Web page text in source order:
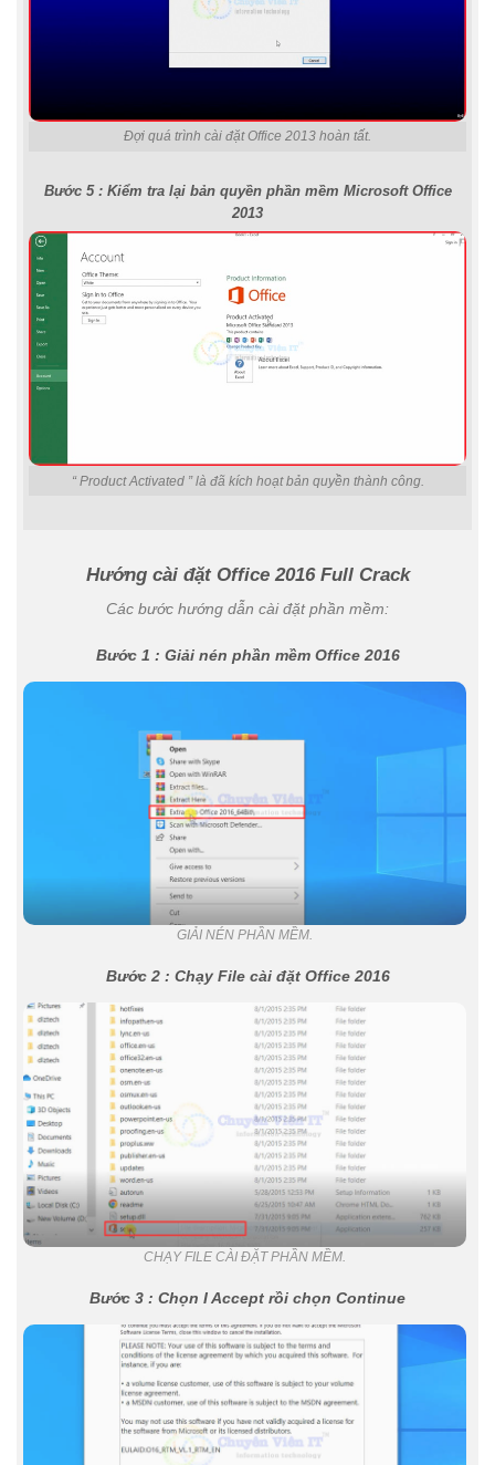
Đợi quá trình cài đặt Office 2013 hoàn tất.
Bước 5 : Kiểm tra lại bản quyền phần mềm Microsoft Office
2013
“ Product Activated ” là đã kích hoạt bản quyền thành công.
Hướng cài đặt Office 2016 Full Crack
Các bước hướng dẫn cài đặt phần mềm:
Bước 1 : Giải nén phần mềm Office 2016
GIẢI NÉN PHẦN MỀM.
Bước 2 : Chạy File cài đặt Office 2016
CHẠY FILE CÀI ĐẶT PHẦN MỀM.
Bước 3 : Chọn I Accept rồi chọn Continue